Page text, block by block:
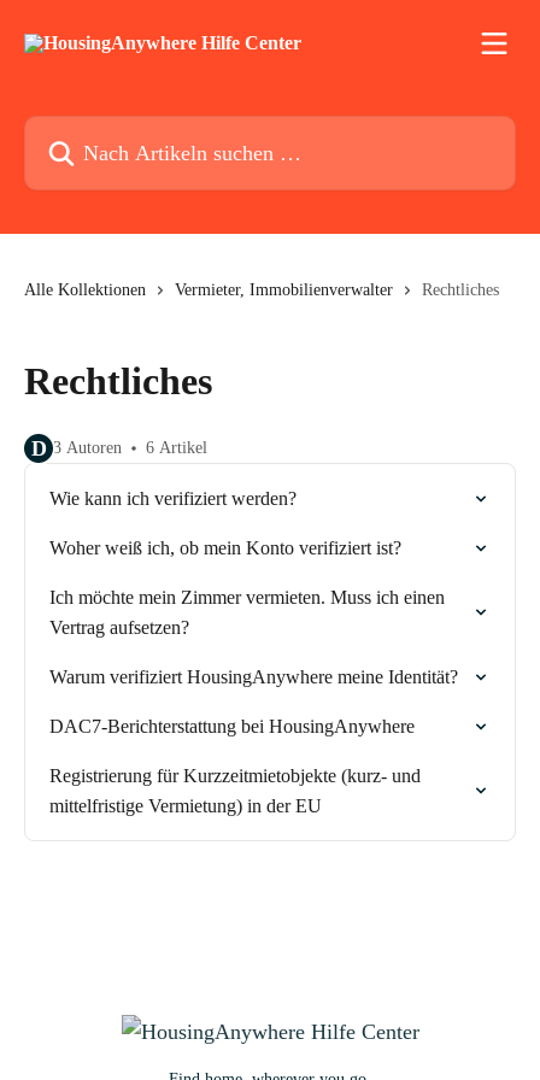
Nach Artikeln suchen …
Alle Kollektionen Vermieter, Immobilienverwalter Rechtliches
Rechtliches
D 3 Autoren 6 Artikel
Wie kann ich verifiziert werden?
Woher weiß ich, ob mein Konto verifiziert ist?
Ich möchte mein Zimmer vermieten. Muss ich einen
Vertrag aufsetzen?
Warum verifiziert HousingAnywhere meine Identität?
DAC7-Berichterstattung bei HousingAnywhere
Registrierung für Kurzzeitmietobjekte (kurz- und
mittelfristige Vermietung) in der EU